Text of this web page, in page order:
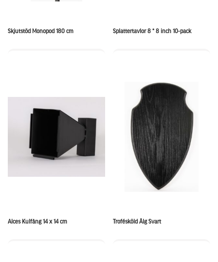
Skjutstöd Monopod 180 cm Splattertavlor 8 * 8 inch 10-pack
Alces Kulfång 14 x 14 cm Trofésköld Älg Svart